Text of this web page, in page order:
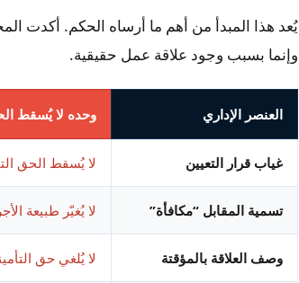
يُعد هذا المبدأ من أهم ما أرساه الحكم. أكدت
وإنما بسبب وجود علاقة عمل حقيقية.
العنصر الإداري وحده لا يُسقط
غياب قرار التعيين لا يُسقط الحق
تسمية المقابل “مكافأة” لا يُغيّر طبيعة الأجر
وصف العلاقة بالمؤقتة لا يُلغي حق